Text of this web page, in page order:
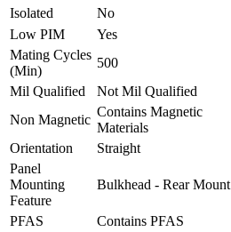
Isolated
No
Low PIM
Yes
Mating Cycles
(Min)
500
Mil Qualified
Not Mil Qualified
Non Magnetic
Contains Magnetic
Materials
Orientation
Straight
Panel
Mounting
Feature
Bulkhead - Rear Mount
PFAS
Contains PFAS